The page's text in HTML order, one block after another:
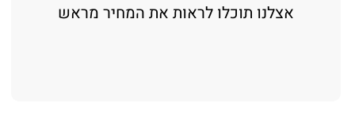
אצלנו תוכלו לראות את המחיר מראש